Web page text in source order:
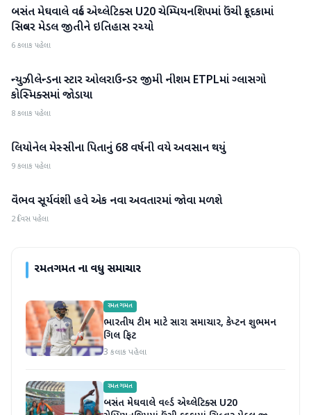
રમતગમત
બસંત મેઘવાલે વર્લ્ડ એથ્લેટિક્સ U20 ચેમ્પિયનશિપમાં ઉંચી કૂદકામાં
સિલ્વર મેડલ જીતીને ઇતિહાસ રચ્યો
6 કલાક પહેલા
રમતગમત
ન્યુઝીલેન્ડના સ્ટાર ઓલરાઉન્ડર જીમી નીશમ ETPLમાં ગ્લાસગો
કોસ્મિક્સમાં જોડાયા
8 કલાક પહેલા
રમતગમત
લિયોનેલ મેસ્સીના પિતાનું 68 વર્ષની વયે અવસાન થયું
9 કલાક પહેલા
રમતગમત
વૈભવ સૂર્યવંશી હવે એક નવા અવતારમાં જોવા મળશે
2 દિવસ પહેલા
રમતગમતના વધુ સમાચાર
રમતગમત
ભારતીય ટીમ માટે સારા સમાચાર, કેપ્ટન શુભમન
ગિલ ફિટ
3 કલાક પહેલા
રમતગમત
બસંત મેઘવાલે વર્લ્ડ એથ્લેટિક્સ U20